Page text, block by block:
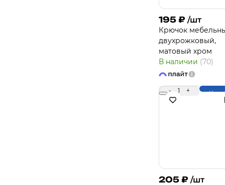
195 ₽ /шт
Крючок
двухрожковый,
матовый хром
В наличии (70)
- 1 +
205 ₽ /шт